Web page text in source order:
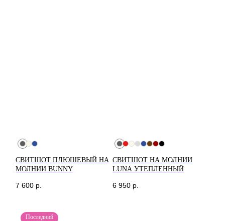
СВИТШОТ ПЛЮШЕВЫЙ НА
МОЛНИИ BUNNY
7 600 р.
СВИТШОТ НА МОЛНИИ
LUNA УТЕПЛЕННЫЙ
6 950 р.
Последний